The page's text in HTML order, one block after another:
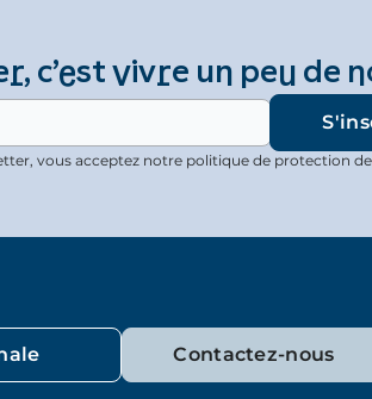
c’est vivre un peu de
vous acceptez notre politique de protection
Contactez-nous